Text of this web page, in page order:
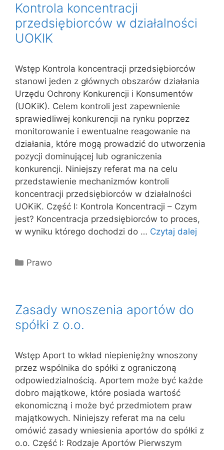
Kontrola koncentracji
przedsiębiorców w działalności
UOKIK
Wstęp Kontrola koncentracji przedsiębiorców
stanowi jeden z głównych obszarów działania
Urzędu Ochrony Konkurencji i Konsumentów
(UOKiK). Celem kontroli jest zapewnienie
sprawiedliwej konkurencji na rynku poprzez
monitorowanie i ewentualne reagowanie na
działania, które mogą prowadzić do utworzenia
pozycji dominującej lub ograniczenia
konkurencji. Niniejszy referat ma na celu
przedstawienie mechanizmów kontroli
koncentracji przedsiębiorców w działalności
UOKiK. Część I: Kontrola Koncentracji – Czym
jest? Koncentracja przedsiębiorców to proces,
w wyniku którego dochodzi do … Czytaj dalej
Kategorie
Prawo
Zasady wnoszenia aportów do
spółki z o.o.
Wstęp Aport to wkład niepieniężny wnoszony
przez wspólnika do spółki z ograniczoną
odpowiedzialnością. Aportem może być każde
dobro majątkowe, które posiada wartość
ekonomiczną i może być przedmiotem praw
majątkowych. Niniejszy referat ma na celu
omówić zasady wniesienia aportów do spółki z
o.o. Część I: Rodzaje Aportów Pierwszym